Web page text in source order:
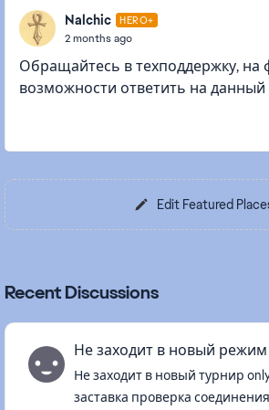
Nalchic HERO+
2 months ago
Обращайтесь в техподдержку, на
возможности ответить на данный
Edit Featured
Recent Discussions
Не заходит в новый режим
Не заходит в новый турнир
заставка проверка